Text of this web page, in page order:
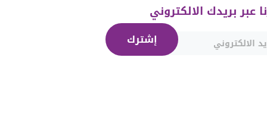
عبر بريدك الالكتروني
إشترك